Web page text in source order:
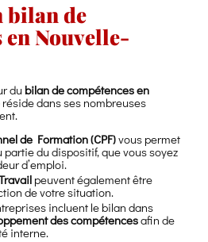
bilan de
en Nouvelle-
du bilan de compétences en
réside dans ses nombreuses
de Formation (CPF)vous permet
partie du dispositif, que vous soyez
d’emploi.
peuvent également être
de votre situation.
incluent le bilan dans
des compétencesafin de
interne.